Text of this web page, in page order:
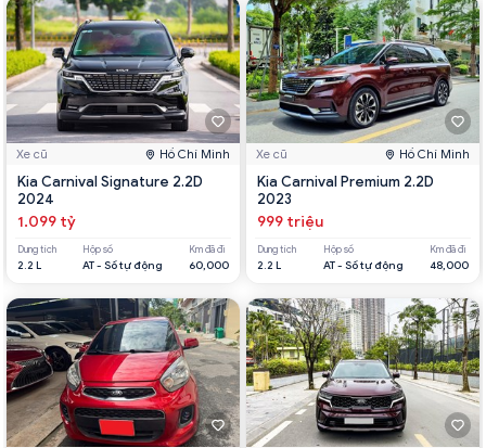
Xe cũ Hồ Chí Minh
Kia Carnival Signature 2.2D
2024
1.099 tỷ
Dung tích
2.2 L
Hộp số
AT - Số tự động
Km đã đi
60,000
Xe cũ Hồ Chí Minh
Kia Carnival Premium 2.2D
2023
999 triệu
Dung tích
2.2 L
Hộp số
AT - Số tự động
Km đã đi
48,000